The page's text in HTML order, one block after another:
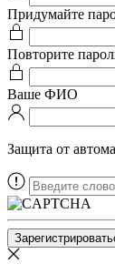
Придумайте
Повторите
Ваше ФИО
Защита от